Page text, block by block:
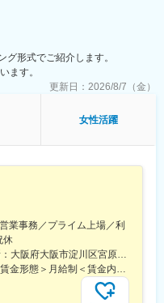
はじめ、新幹線や、メディア
車両に採用されています。
。
勤続年数15年以上
事に集中できる環境を整える
います。
ていくには組織としての多様
ステージでも社員が能力を発
でいます。
ンティア休職
形式でご紹介します。
ます。
更新日： 2026/8/7（金）
女性活躍
業事務／プライム上場／利
休
＜勤務地詳細1＞大阪北営業所住所：大阪府大阪市淀川区宮原3-5-36 新大阪トラストタワー勤務地最寄駅：新大阪駅受動喫煙対策：敷地内喫煙可能場所あり＜勤務地詳細2＞京都営業所住所：京都府京都市下京区四条通室町東入函谷鉾町101 アーバンネット四条烏丸ビル受動喫煙対策：屋内全面禁煙＜勤務地詳細3＞滋賀営業所住所：滋賀県大津市中央2-2-6 受動喫煙対策：屋内全面禁煙変更の範囲：会社の定める事業所
＜予定年収＞630万円～700万円＜賃金形態＞月給制＜賃金内訳＞月額（基本給）：279,000円～281,000円＜月給＞279,000円～281,000円＜昇給有無＞有＜残業手当＞有＜給与補足＞上記は入社初年度の想定年収です。※月給の金額とは別で、残業代、業績賞与支給有り※賞与：年4回、昇給：年1～2回※経験・能力等を考慮の上、同社規定により待遇を決定します※年収は会社業績によって変動することがあります賃金はあくまでも目安の金額であり、選考を通じて上下する可能性があります。月給(月額)は固定手当を含めた表記です。